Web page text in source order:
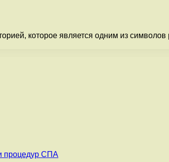
которое является одним из символов
процедур СПА